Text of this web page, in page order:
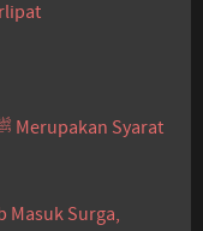
Masuk Surga,